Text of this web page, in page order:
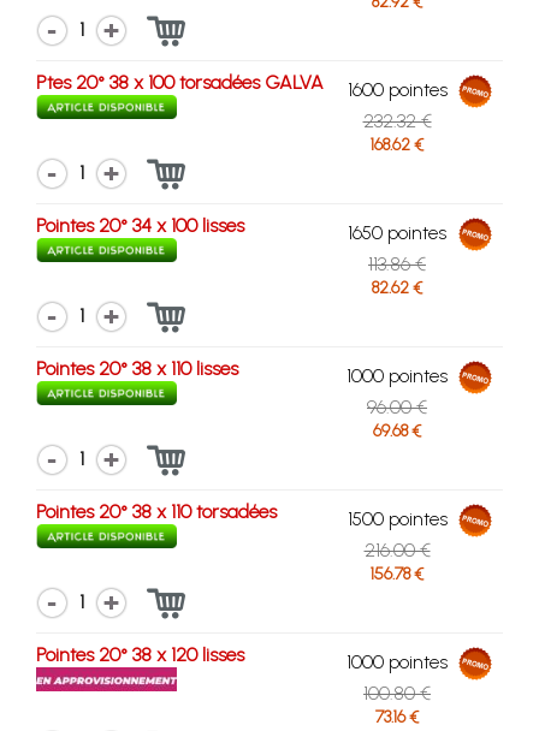
1
Ptes 20° 38 x 100 torsadées GALVA
1600 pointes
232.32 €
168.62 €
1
Pointes 20° 34 x 100 lisses
1650 pointes
113.86 €
82.62 €
1
Pointes 20° 38 x 110 lisses
1000 pointes
96.00 €
69.68 €
1
Pointes 20° 38 x 110 torsadées
1500 pointes
216.00 €
156.78 €
1
Pointes 20° 38 x 120 lisses
1000 pointes
100.80 €
73.16 €